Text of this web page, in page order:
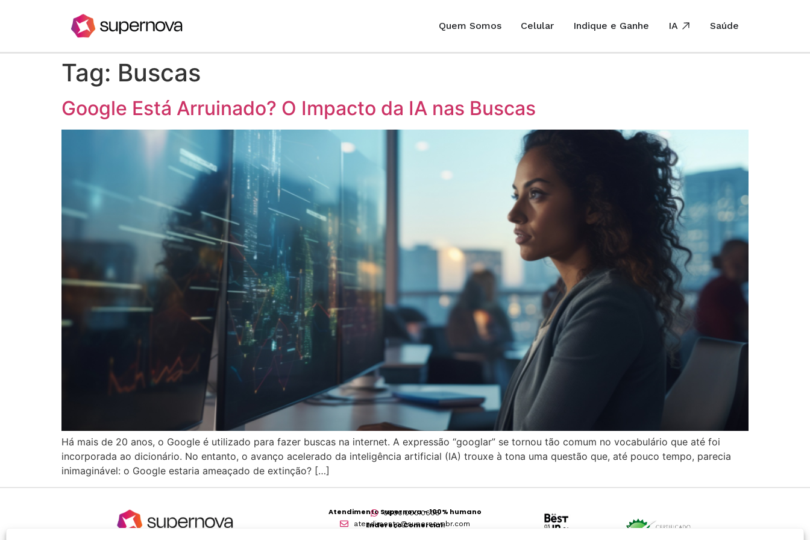
Quem Somos Celular Indique e Ganhe IA Saúde
Tag: Buscas
Google Está Arruinado? O Impacto da IA nas Buscas
Há mais de 20 anos, o Google é utilizado para fazer buscas na internet. A expressão “googlar” se tornou tão comum no vocabulário que até foi
incorporada ao dicionário. No entanto, o avanço acelerado da inteligência artificial (IA) trouxe à tona uma questão que, até pouco tempo, parecia
inimaginável: o Google estaria ameaçado de extinção? […]
Atendimento Supernova – 100% humano
0800.000.0608
atendimento@supernovabr.com
Endereço Comercial: